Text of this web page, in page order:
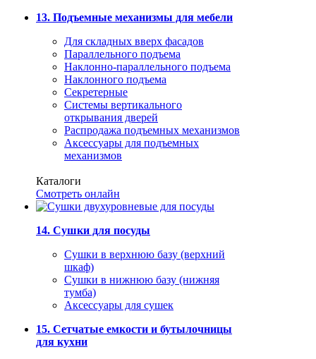
13. Подъемные механизмы для мебели
Для складных вверх фасадов
Параллельного подъема
Наклонно-параллельного подъема
Наклонного подъема
Секретерные
Системы вертикального
открывания дверей
Распродажа подъемных механизмов
Аксессуары для подъемных
механизмов
Каталоги
Смотреть онлайн
14. Сушки для посуды
Сушки в верхнюю базу (верхний
шкаф)
Сушки в нижнюю базу (нижняя
тумба)
Аксессуары для сушек
15. Сетчатые емкости и бутылочницы
для кухни